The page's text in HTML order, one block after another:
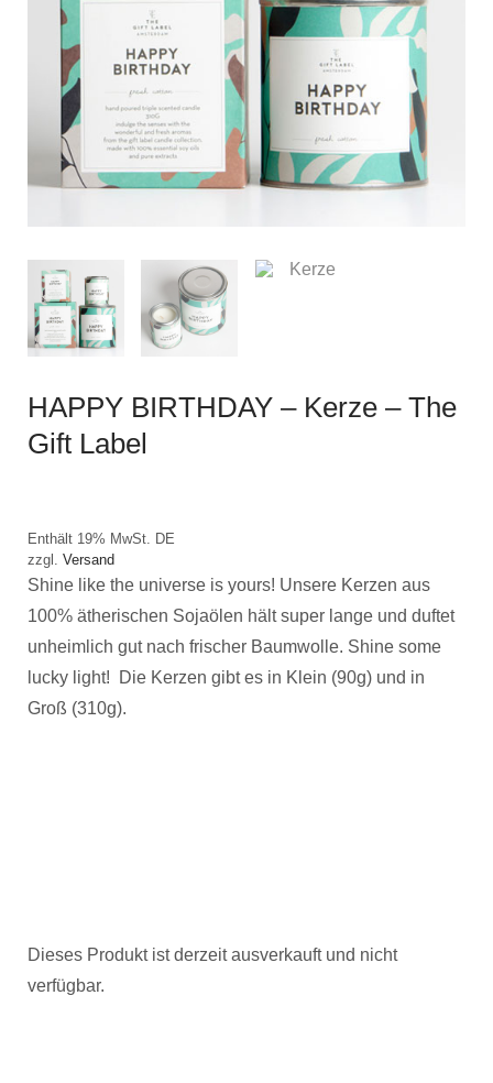
HAPPY BIRTHDAY – Kerze – The
Gift Label
Enthält 19% MwSt. DE
zzgl. Versand
Shine like the universe is yours! Unsere Kerzen aus
100% ätherischen Sojaölen hält super lange und duftet
unheimlich gut nach frischer Baumwolle. Shine some
lucky light! Die Kerzen gibt es in Klein (90g) und in
Groß (310g).
Dieses Produkt ist derzeit ausverkauft und nicht
verfügbar.